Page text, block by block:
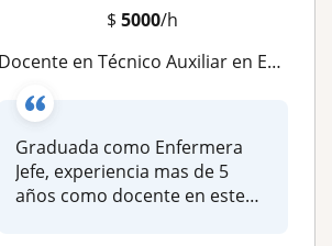
$5000/h
Docente en Técnico Auxiliar en Enfermería
Graduada como Enfermera
Jefe, experiencia mas de 5
años como docente en este